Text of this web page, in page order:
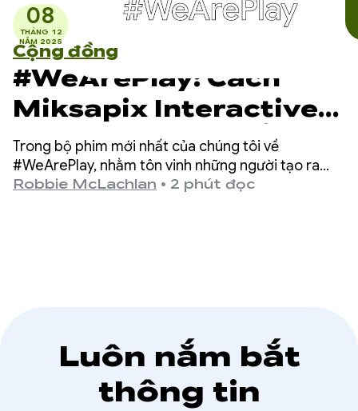
08
THÁNG 12
NĂM 2025
Cộng đồng
#WeArePlay: Cách
Miksapix Interactive
đưa thần thoại cổ xưa
của người Sámi đến
với game thủ trên
Trong bộ phim mới nhất của chúng tôi về
#WeArePlay, nhằm tôn vinh những người tạo ra
ứng dụng và trò chơi trên Google Play, chúng tôi
Robbie McLachlan • 2 phút đọc
Luôn nắm bắt
thông tin